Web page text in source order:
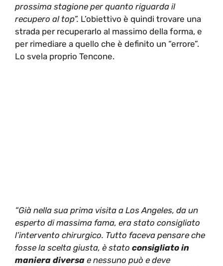
prossima stagione per quanto riguarda il
recupero al top”. L’obiettivo è quindi trovare una
strada per recuperarlo al massimo della forma, e
per rimediare a quello che è definito un “errore”.
Lo svela proprio Tencone.
“Già nella sua prima visita a Los Angeles, da un
esperto di massima fama, era stato consigliato
l’intervento chirurgico. Tutto faceva pensare che
fosse la scelta giusta, è stato consigliato in
maniera diversa e nessuno può e deve